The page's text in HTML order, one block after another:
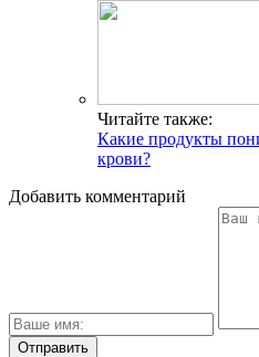
Читайте также:
Какие продукты
крови?
Добавить комментарий